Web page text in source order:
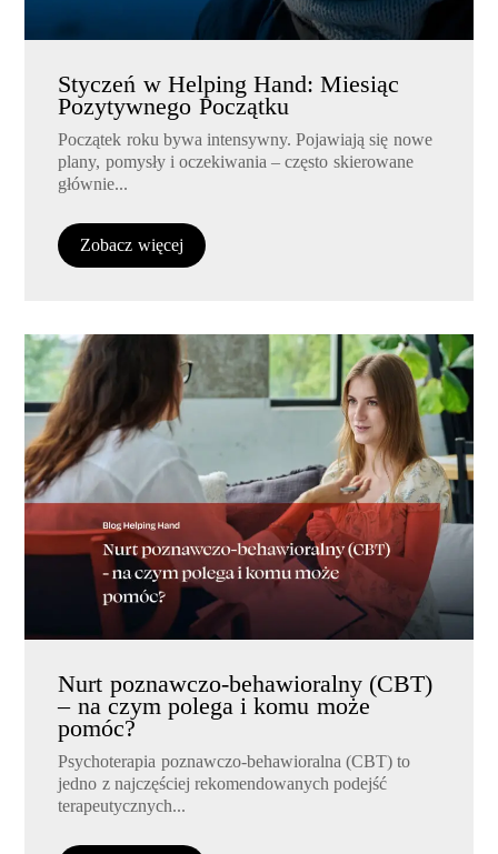
Styczeń w Helping Hand: Miesiąc
Pozytywnego Początku
Początek roku bywa intensywny. Pojawiają się nowe
plany, pomysły i oczekiwania – często skierowane
głównie...
Zobacz więcej
Nurt poznawczo-behawioralny (CBT)
– na czym polega i komu może
pomóc?
Psychoterapia poznawczo-behawioralna (CBT) to
jedno z najczęściej rekomendowanych podejść
terapeutycznych...